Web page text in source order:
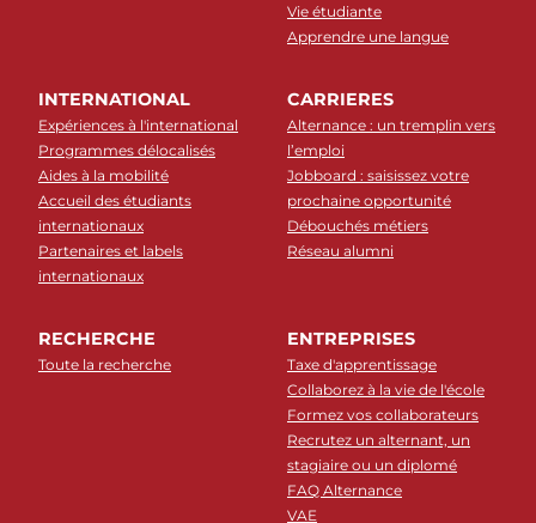
Vie étudiante
Apprendre une langue
INTERNATIONAL
Expériences à l'international
Programmes délocalisés
Aides à la mobilité
Accueil des étudiants
internationaux
Partenaires et labels
internationaux
CARRIERES
Alternance : un tremplin vers
l’emploi
Jobboard : saisissez votre
prochaine opportunité
Débouchés métiers
Réseau alumni
RECHERCHE
Toute la recherche
ENTREPRISES
Taxe d'apprentissage
Collaborez à la vie de l'école
Formez vos collaborateurs
Recrutez un alternant, un
stagiaire ou un diplomé
FAQ Alternance
VAE